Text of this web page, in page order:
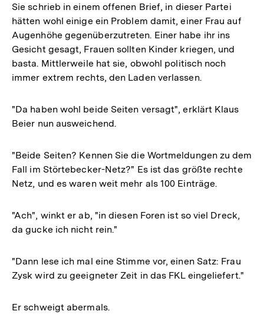
Sie schrieb in einem offenen Brief, in dieser Partei
hätten wohl einige ein Problem damit, einer Frau auf
Augenhöhe gegenüberzutreten. Einer habe ihr ins
Gesicht gesagt, Frauen sollten Kinder kriegen, und
basta. Mittlerweile hat sie, obwohl politisch noch
immer extrem rechts, den Laden verlassen.
"Da haben wohl beide Seiten versagt", erklärt Klaus
Beier nun ausweichend.
"Beide Seiten? Kennen Sie die Wortmeldungen zu dem
Fall im Störtebecker-Netz?" Es ist das größte rechte
Netz, und es waren weit mehr als 100 Einträge.
"Ach", winkt er ab, "in diesen Foren ist so viel Dreck,
da gucke ich nicht rein."
"Dann lese ich mal eine Stimme vor, einen Satz: Frau
Zysk wird zu geeigneter Zeit in das FKL eingeliefert."
Er schweigt abermals.